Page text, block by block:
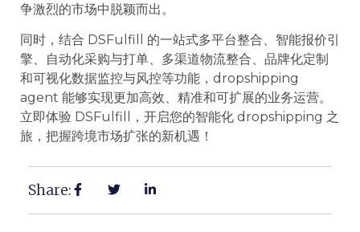
争激烈的市场中脱颖而出。
同时，结合 DSFulfill 的一站式多平台整合、智能报价引
擎、自动化采购与打单、多渠道物流整合、品牌化定制
和可视化数据监控与风控等功能，dropshipping
agent 能够实现更加高效、精准和可扩展的业务运营。
立即体验 DSFulfill，开启您的智能化 dropshipping 之
旅，把握跨境市场扩张的新机遇！
Share: